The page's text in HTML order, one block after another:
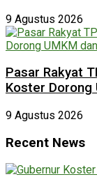
9 Agustus 2026
Pasar Rakyat
Koster Dorong
9 Agustus 2026
Recent News